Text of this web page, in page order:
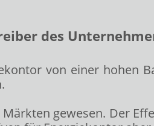
des
von einer hohen
gewesen. Der